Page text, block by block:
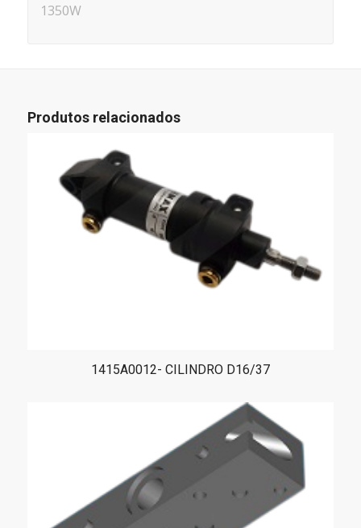
1350W
Produtos relacionados
1415A0012- CILINDRO D16/37